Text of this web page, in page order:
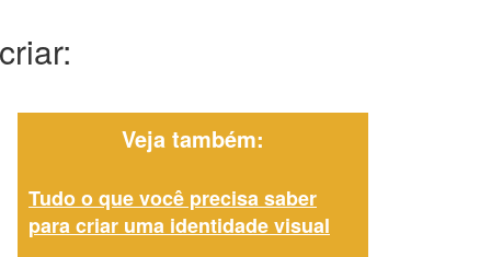
Veja também:
Tudo o que você precisa saber
para criar uma identidade visual